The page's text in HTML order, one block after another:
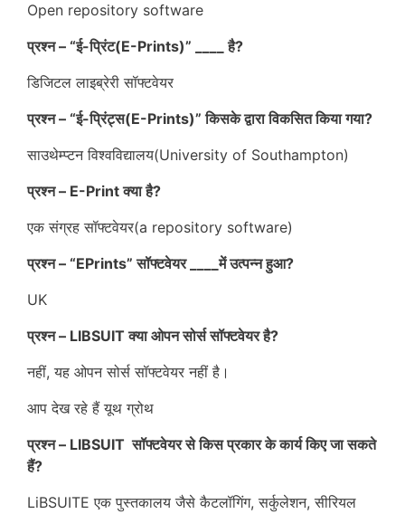
Open repository software
प्रश्न – “ई-प्रिंट(E-Prints)” ____ है?
डिजिटल लाइब्रेरी सॉफ्टवेयर
प्रश्न – “ई-प्रिंट्स(E-Prints)” किसके द्वारा विकसित किया गया?
साउथेम्प्टन विश्वविद्यालय(University of Southampton)
प्रश्न – E-Print क्या है?
एक संग्रह सॉफ्टवेयर(a repository software)
प्रश्न – “EPrints” सॉफ्टवेयर ____में उत्पन्न हुआ?
UK
प्रश्न – LIBSUIT क्या ओपन सोर्स सॉफ्टवेयर है?
नहीं, यह ओपन सोर्स सॉफ्टवेयर नहीं है।
आप देख रहे हैं यूथ ग्रोथ
प्रश्न – LIBSUIT सॉफ्टवेयर से किस प्रकार के कार्य किए जा सकते
हैं?
LiBSUITE एक पुस्तकालय जैसे कैटलॉगिंग, सर्कुलेशन, सीरियल